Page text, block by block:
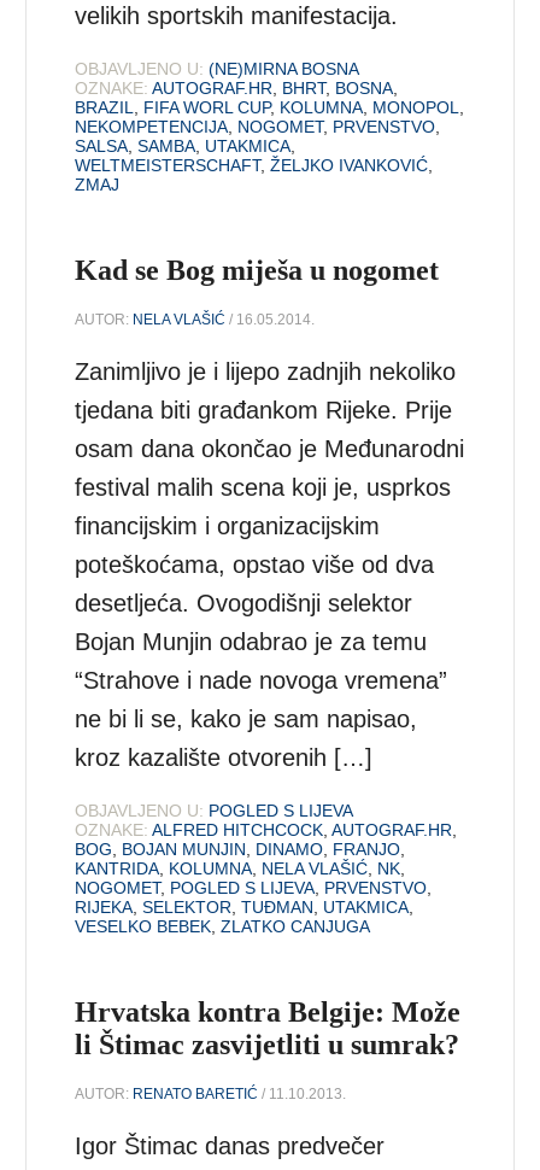
velikih sportskih manifestacija.
OBJAVLJENO U: (NE)MIRNA BOSNA
OZNAKE: AUTOGRAF.HR, BHRT, BOSNA,
BRAZIL, FIFA WORL CUP, KOLUMNA, MONOPOL,
NEKOMPETENCIJA, NOGOMET, PRVENSTVO,
SALSA,SAMBA, UTAKMICA,
WELTMEISTERSCHAFT,ŽELJKO IVANKOVIĆ,
ZMAJ
Kad se Bog miješa u nogomet
AUTOR: NELA VLAŠIĆ / 16.05.2014.
Zanimljivo je i lijepo zadnjih nekoliko
tjedana biti građankom Rijeke. Prije
osam dana okončao je Međunarodni
festival malih scena koji je, usprkos
financijskim i organizacijskim
poteškoćama, opstao više od dva
desetljeća. Ovogodišnji selektor
Bojan Munjin odabrao je za temu
“Strahove i nade novoga vremena”
ne bi li se, kako je sam napisao,
kroz kazalište otvorenih […]
OBJAVLJENO U: POGLED S LIJEVA
OZNAKE: ALFRED HITCHCOCK,AUTOGRAF.HR,
BOG, BOJAN MUNJIN, DINAMO, FRANJO,
KANTRIDA, KOLUMNA, NELA VLAŠIĆ, NK,
NOGOMET, POGLED S LIJEVA, PRVENSTVO,
RIJEKA,SELEKTOR,TUĐMAN, UTAKMICA,
VESELKO BEBEK,ZLATKO CANJUGA
Hrvatska kontra Belgije: Može
li Štimac zasvijetliti u sumrak?
AUTOR: RENATO BARETIĆ / 11.10.2013.
Igor Štimac danas predvečer